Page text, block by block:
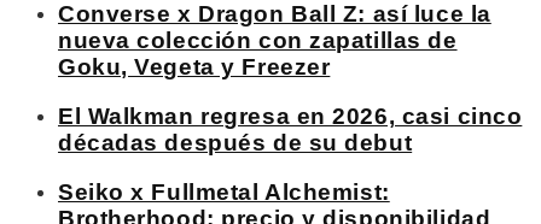
Converse x Dragon Ball Z: así luce la
nueva colección con zapatillas de
Goku, Vegeta y Freezer
El Walkman regresa en 2026, casi cinco
décadas después de su debut
Seiko x Fullmetal Alchemist:
Brotherhood: precio y disponibilidad